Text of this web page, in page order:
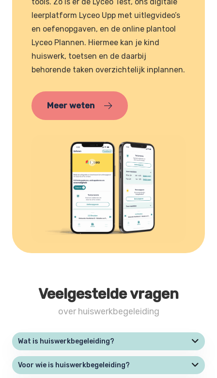
tools. Zo is er de Lyceo Test, ons digitale
leerplatform Lyceo Upp met uitlegvideo’s
en oefenopgaven, en de online plantool
Lyceo Plannen. Hiermee kan je kind
huiswerk, toetsen en de daarbij
behorende taken overzichtelijk inplannen.
Meer weten
Veelgestelde vragen
over huiswerkbegeleiding
Wat is huiswerkbegeleiding?
Voor wie is huiswerkbegeleiding?